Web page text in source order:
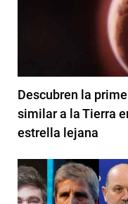
Descubren la
similar a la Tierra
estrella lejana